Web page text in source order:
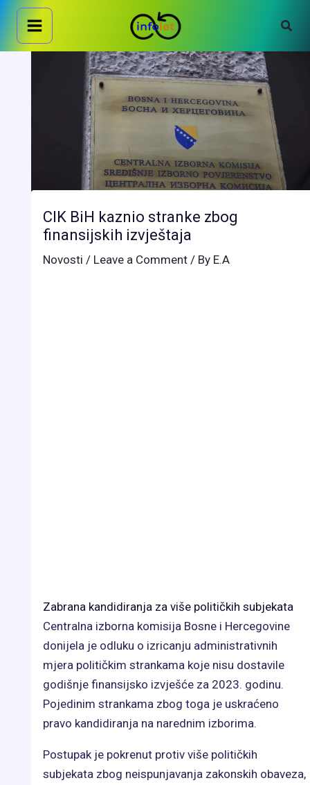
Skip
content
CIK BiH kaznio stranke zbog
finansijskih izvještaja
Novosti / Leave a Comment / By E.A
Zabrana kandidiranja za više političkih subjekata
Centralna izborna komisija Bosne i Hercegovine
donijela je odluku o izricanju administrativnih
mjera političkim strankama koje nisu dostavile
godišnje finansijsko izvješće za 2023. godinu.
Pojedinim strankama zbog toga je uskraćeno
pravo kandidiranja na narednim izborima.
Postupak je pokrenut protiv više političkih
subjekata zbog neispunjavanja zakonskih obaveza,